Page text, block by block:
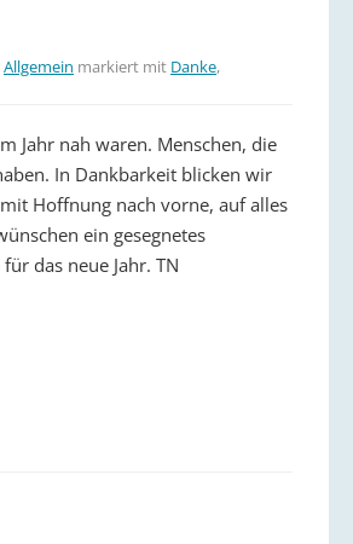
Allgemein markiert mit Danke,
Jahr nah waren. Menschen, die
In Dankbarkeit blicken wir
Hoffnung nach vorne, auf alles
ein gesegnetes
das neue Jahr. TN